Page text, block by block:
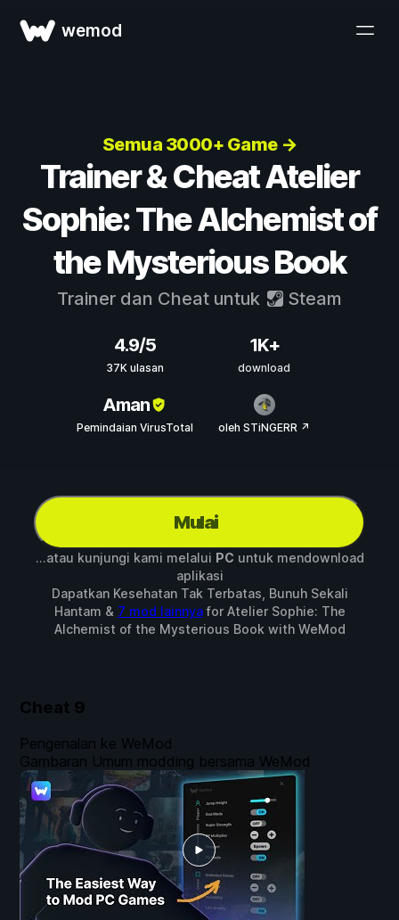
wemod
Semua 3000+ Game →
Trainer & Cheat Atelier
Sophie: The Alchemist of
the Mysterious Book
Trainer dan Cheat untuk Steam
4.9/5
37K ulasan
1K+
download
Aman
Pemindaian VirusTotal oleh STiNGERR ↗
Mulai
...atau kunjungi kami melalui PC untuk mendownload
aplikasi
Dapatkan Kesehatan Tak Terbatas, Bunuh Sekali
Hantam & 7 mod lainnyafor Atelier Sophie: The
Alchemist of the Mysterious Book with WeMod
Cheat 9
Pengenalan ke WeMod
Gambaran Umum modding bersama WeMod